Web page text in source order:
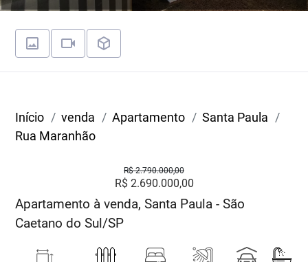
Início venda Apartamento
Santa Paula
Rua Maranhão
R$ 2.790.000,00
R$ 2.690.000,00
Apartamento à venda, Santa Paula - São
Caetano do Sul/SP